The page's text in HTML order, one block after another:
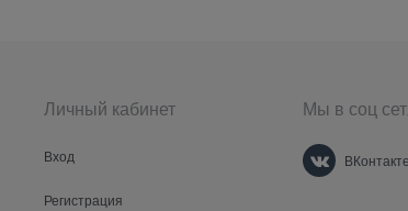
Личный кабинет
Вход
Регистрация
Мы в соц